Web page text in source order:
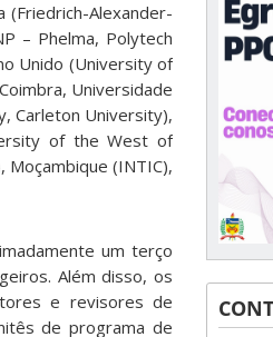
(Friedrich-Alexander-
– Phelma, Polytech
Unido (University of
Universidade
Carleton University),
of the West of
Moçambique (INTIC),
um terço
Além disso, os
e revisores de
de programa de